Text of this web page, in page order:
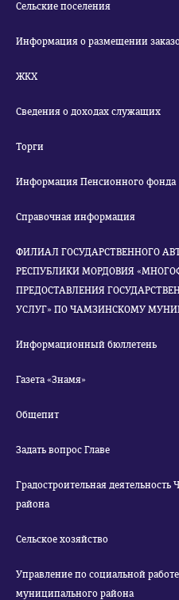
Сельские поселения
Информация о размещении
ЖКХ
Сведения о доходах служащих
Торги
Информация Пенсионного фонда
Справочная информация
ФИЛИАЛ ГОСУДАРСТВЕННОГО
РЕСПУБЛИКИ МОРДОВИЯ
ПРЕДОСТАВЛЕНИЯ
УСЛУГ» ПО ЧАМЗИНСКОМУ
Информационный бюллетень
Газета «Знамя»
Общепит
Задать вопрос Главе
Градостроительная
района
Сельское хозяйство
Управление по социальной
муниципального района